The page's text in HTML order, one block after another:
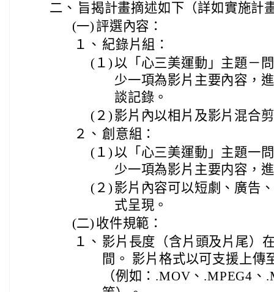
二、 旨揭計畫摘述如下（詳如實施計
(一) 評選內容：
１、 紀錄片組：
(１) 以「心三美運動」主題－
少一項為影片主要內容，
談記錄。
(２) 影片內以相片及影片混合
２、 創意組：
(１) 以「心三美運動」主題一
少一項為影片主要内容，
(２) 影片內容可以短劇、廣告
式呈現。
(二) 收件規範：
１、 影片長度（含片頭及片尾）
間。 影片格式以可支援上傳
（例如：.MOV、.MPEG4